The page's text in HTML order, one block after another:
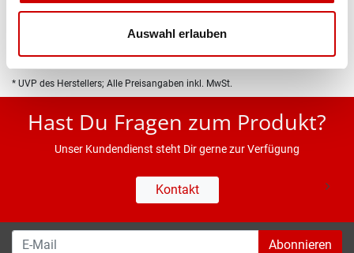
Auswahl erlauben
* UVP des Herstellers; Alle Preisangaben inkl. MwSt.
Hast Du Fragen zum Produkt?
Unser Kundendienst steht Dir gerne zur Verfügung
Kontakt
Abonnieren